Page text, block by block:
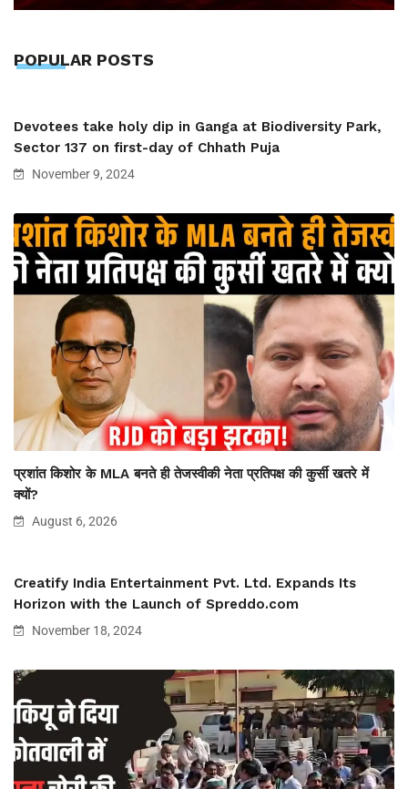
POPULAR POSTS
Devotees take holy dip in Ganga at Biodiversity Park,
Sector 137 on first-day of Chhath Puja
November 9, 2024
प्रशांत किशोर के MLA बनते ही तेजस्वीकी नेता प्रतिपक्ष की कुर्सी खतरे में
क्यों?
August 6, 2026
Creatify India Entertainment Pvt. Ltd. Expands Its
Horizon with the Launch of Spreddo.com
November 18, 2024